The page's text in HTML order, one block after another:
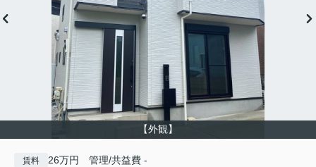
【外観】
賃料 26万円 管理/共益費 -